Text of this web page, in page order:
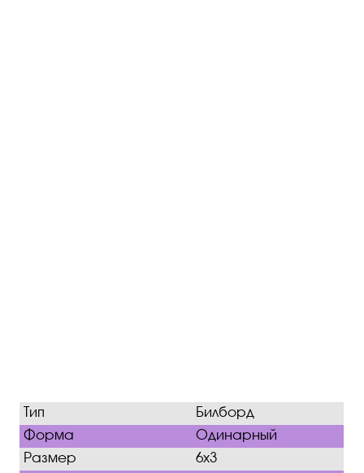
Тип
Билборд
Форма
Одинарный
Размер
6х3